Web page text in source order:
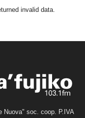
invalid data.
Nuova" soc. coop. P.IVA